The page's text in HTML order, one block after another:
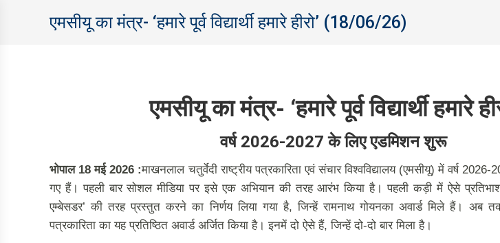
एमसीयू का मंत्र- ‘हमारे पूर्व विद्यार्थी हमारे हीरो’ (18/06/26)
एमसीयू का मंत्र- ‘हमारे पूर्व विद्यार्थी हमारे
वर्ष 2026-2027 के लिए एडमिशन शुरू
भोपाल 18 मई 2026 :माखनलाल चतुर्वेदी राष्ट्रीय पत्रकारिता एवं संचार विश्वविद्यालय (एमसीयू) में वर्ष
गए हैं। पहली बार सोशल मीडिया पर इसे एक अभियान की तरह आरंभ किया है। पहली कड़ी में ऐसे प्रतिभाशाली
एम्बेसडर’ की तरह प्रस्तुत करने का निर्णय लिया गया है, जिन्हें रामनाथ गोयनका अवार्ड मिले हैं। अब
पत्रकारिता का यह प्रतिष्ठित अवार्ड अर्जित किया है। इनमें दो ऐसे हैं, जिन्हें दो-दो बार मिला है।